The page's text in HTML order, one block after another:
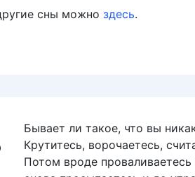
сны можно здесь.
Бывает ли такое, что вы
Крутитесь, ворочаетесь,
Потом вроде